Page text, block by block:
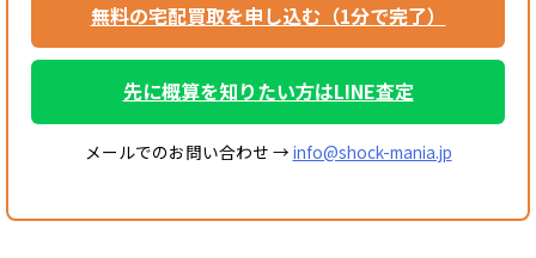
無料の宅配買取を申し込む（1分で完了）
先に概算を知りたい方はLINE査定
メールでのお問い合わせ → info@shock-mania.jp